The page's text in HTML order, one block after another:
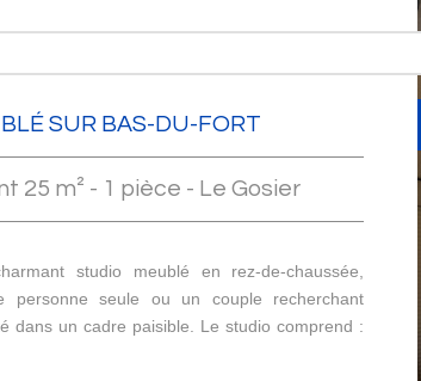
SUR BAS-DU-FORT
25 m² - 1 pièce - Le Gosier
studio meublé en rez-de-chaussée,
personne seule ou un couple recherchant
dans un cadre paisible. Le studio comprend :